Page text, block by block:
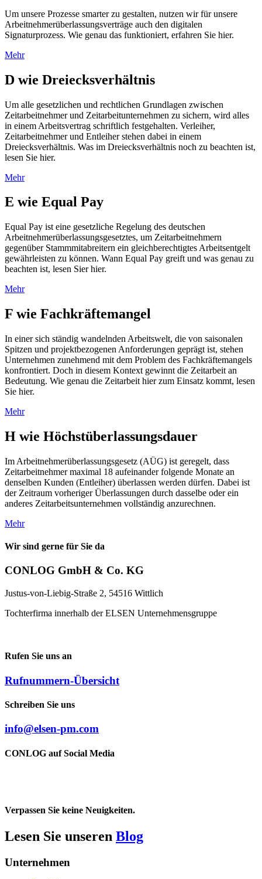
Um unsere Prozesse smarter zu gestalten, nutzen wir für unsere
Arbeitnehmerüberlassungsverträge auch den digitalen
Signaturprozess. Wie genau das funktioniert, erfahren Sie hier.
Mehr
D wie Dreiecksverhältnis
Um alle gesetzlichen und rechtlichen Grundlagen zwischen
Zeitarbeitnehmer und Zeitarbeitunternehmen zu sichern, wird alles
in einem Arbeitsvertrag schriftlich festgehalten. Verleiher,
Zeitarbeitnehmer und Entleiher stehen dabei in einem
Dreiecksverhältnis. Was im Dreiecksverhältnis noch zu beachten ist,
lesen Sie hier.
Mehr
E wie Equal Pay
Equal Pay ist eine gesetzliche Regelung des deutschen
Arbeitnehmerüberlassungsgesetztes, um Zeitarbeitnehmern
gegenüber Stammmitabreitern ein gleichberechtigtes Arbeitsentgelt
gewährleisten zu können. Wann Equal Pay greift und was genau zu
beachten ist, lesen Sier hier.
Mehr
F wie Fachkräftemangel
In einer sich ständig wandelnden Arbeitswelt, die von saisonalen
Spitzen und projektbezogenen Anforderungen geprägt ist, stehen
Unternehmen zunehmend mit dem Problem des Fachkräftemangels
konfrontiert. Doch in diesem Kontext gewinnt die Zeitarbeit an
Bedeutung. Wie genau die Zeitarbeit hier zum Einsatz kommt, lesen
Sie hier.
Mehr
H wie Höchstüberlassungsdauer
Im Arbeitnehmerüberlassungsgesetz (AÜG) ist geregelt, dass
Zeitarbeitnehmer maximal 18 aufeinander folgende Monate an
denselben Kunden (Entleiher) überlassen werden dürfen. Dabei ist
der Zeitraum vorheriger Überlassungen durch dasselbe oder ein
anderes Zeitarbeitsunternehmen vollständig anzurechnen.
Mehr
Wir sind gerne für Sie da
CONLOG GmbH & Co. KG
Justus-von-Liebig-Straße 2, 54516 Wittlich
Tochterfirma innerhalb der ELSEN Unternehmensgruppe
Rufen Sie uns an
Rufnummern-Übersicht
Schreiben Sie uns
info@elsen-pm.com
CONLOG auf Social Media
Verpassen Sie keine Neuigkeiten.
Lesen Sie unseren Blog
Unternehmen